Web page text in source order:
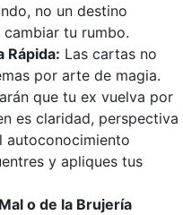
no un destino
tu rumbo.
Rápida: Las cartas no
por arte de magia.
que tu ex vuelva por
es claridad, perspectiva
autoconocimiento
y apliques tus
o de la Brujería